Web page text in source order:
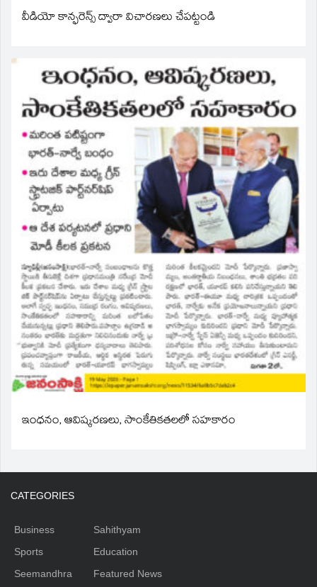
వీడియో కాన్ఫరెన్స్ ద్వారా విచారణలు చేపట్టండి
ఇంధనం, ఆవిష్కరణలు, సాంకేతికతలలో సహకారం
CATEGORIES
Business
Sports
Seemandhra
Sahithyam
Education
Featured News